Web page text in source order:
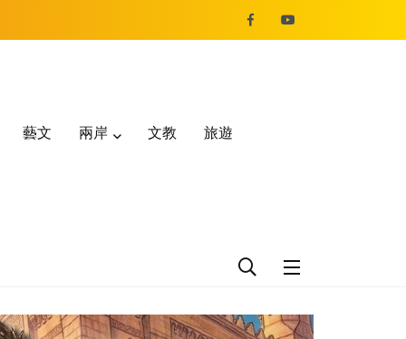
藝文 兩岸 文教 旅遊